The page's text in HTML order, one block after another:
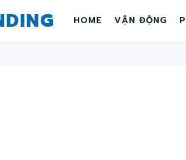
HOME VẬN ĐỘNG